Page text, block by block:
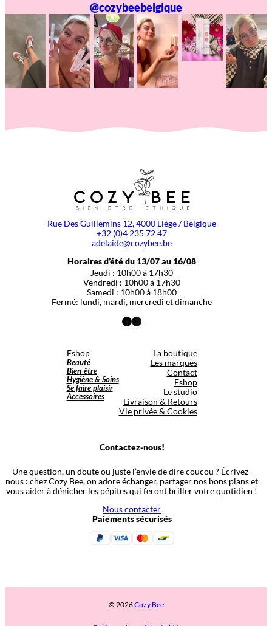
@cozybeebelgique
Rue Des Guillemins 12, 4000 Liège / Belgique
+32 (0)4 235 72 47
adelaide@cozybee.be
Horaires d’été du 13/07 au 16/08
Jeudi : 10h00 à 17h30
Vendredi : 10h00 à 17h30
Samedi : 10h00 à 18h00
Fermé: lundi, mardi, mercredi et dimanche
Facebook
Instagram
Eshop
Beauté
Bien-être
Hygiène & Soins
Se faire plaisir
Accessoires
La boutique
Les marques
Contact
Eshop
Le studio
Livraison & Retours
Vie privée & Cookies
Contactez-nous!
Une question, un doute ou juste l’envie de dire coucou ? Écrivez-
nous : chez Cozy Bee, on adore échanger, partager nos bons plans et
vous aider à dénicher les pépites qui feront briller votre quotidien !
Nous contacter
Paiements sécurisés
© 2026Cozy Bee